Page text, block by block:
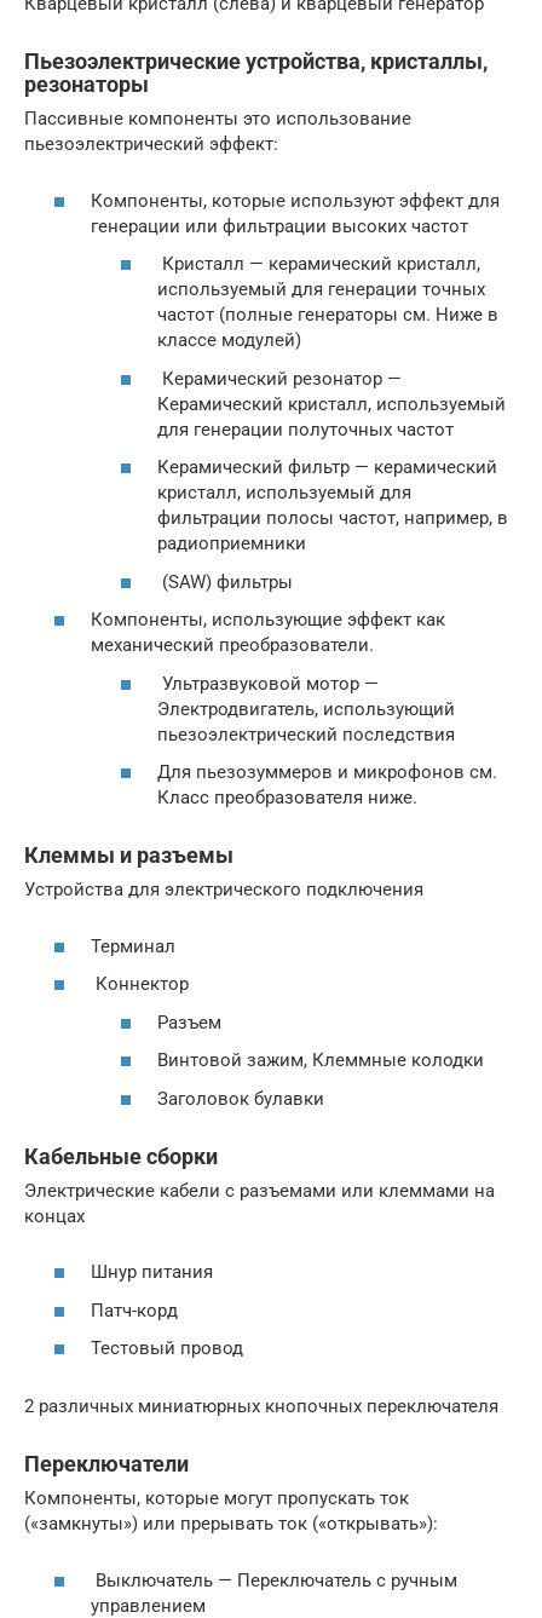
Пьезоэлектрические устройства, кристаллы,
резонаторы
Пассивные компоненты это использование
пьезоэлектрический эффект:
Компоненты, которые используют эффект для
генерации или фильтрации высоких частот
Кристалл — керамический кристалл,
используемый для генерации точных
частот (полные генераторы см. Ниже в
классе модулей)
Керамический резонатор —
Керамический кристалл, используемый
для генерации полуточных частот
Керамический фильтр — керамический
кристалл, используемый для
фильтрации полосы частот, например, в
радиоприемники
(SAW) фильтры
Компоненты, использующие эффект как
механический преобразователи.
Ультразвуковой мотор —
Электродвигатель, использующий
пьезоэлектрический последствия
Для пьезозуммеров и микрофонов см.
Класс преобразователя ниже.
Клеммы и разъемы
Устройства для электрического подключения
Терминал
Коннектор
Разъем
Винтовой зажим, Клеммные колодки
Заголовок булавки
Кабельные сборки
Электрические кабели с разъемами или клеммами на
концах
Шнур питания
Патч-корд
Тестовый провод
2 различных миниатюрных кнопочных переключателя
Переключатели
Компоненты, которые могут пропускать ток
(«замкнуты») или прерывать ток («открывать»):
Выключатель — Переключатель с ручным
управлением